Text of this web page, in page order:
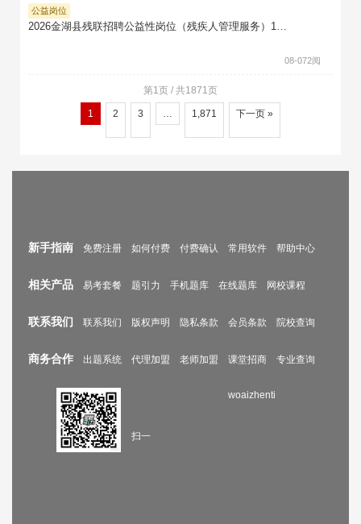
公益岗位
2阅
08-07
第1页 / 共1871页
1 2 3 1,871 下一页 »
新手指南 免费注册 如何付费 付费确认 常用软件 帮助中心
相关产品 易考套餐 题引力 手机题库 在线题库 网校课程
联系我们 联系我们 版权声明 隐私条款 会员条款 院校查询
商务合作 出题系统 代理加盟 老师加盟 课堂招商 专业查询
扫一
woaizhenti